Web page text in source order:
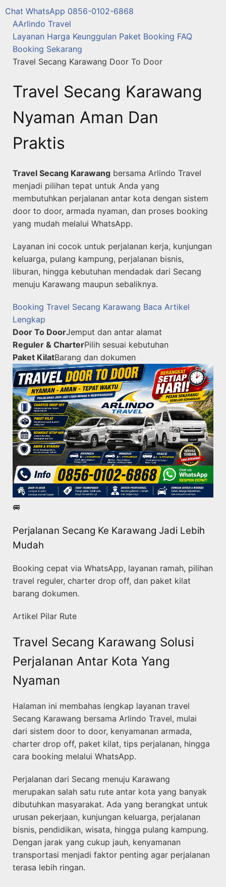
Chat WhatsApp 0856-0102-6868
AArlindo Travel
Layanan Harga Keunggulan Paket Booking FAQ
Booking Sekarang
Travel Secang Karawang Door To Door
Travel Secang Karawang
Nyaman Aman Dan
Praktis
Travel Secang Karawang bersama Arlindo Travel
menjadi pilihan tepat untuk Anda yang
membutuhkan perjalanan antar kota dengan sistem
door to door, armada nyaman, dan proses booking
yang mudah melalui WhatsApp.
Layanan ini cocok untuk perjalanan kerja, kunjungan
keluarga, pulang kampung, perjalanan bisnis,
liburan, hingga kebutuhan mendadak dari Secang
menuju Karawang maupun sebaliknya.
Booking Travel Secang Karawang Baca Artikel
Lengkap
Door To DoorJemput dan antar alamat
Reguler & CharterPilih sesuai kebutuhan
Paket KilatBarang dan dokumen
🚐
Perjalanan Secang Ke Karawang Jadi Lebih
Mudah
Booking cepat via WhatsApp, layanan ramah, pilihan
travel reguler, charter drop off, dan paket kilat
barang dokumen.
Artikel Pilar Rute
Travel Secang Karawang Solusi
Perjalanan Antar Kota Yang
Nyaman
Halaman ini membahas lengkap layanan travel
Secang Karawang bersama Arlindo Travel, mulai
dari sistem door to door, kenyamanan armada,
charter drop off, paket kilat, tips perjalanan, hingga
cara booking melalui WhatsApp.
Perjalanan dari Secang menuju Karawang
merupakan salah satu rute antar kota yang banyak
dibutuhkan masyarakat. Ada yang berangkat untuk
urusan pekerjaan, kunjungan keluarga, perjalanan
bisnis, pendidikan, wisata, hingga pulang kampung.
Dengan jarak yang cukup jauh, kenyamanan
transportasi menjadi faktor penting agar perjalanan
terasa lebih ringan.